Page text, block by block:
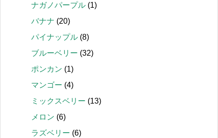
ナガノパープル (1)
バナナ (20)
パイナップル (8)
ブルーベリー (32)
ポンカン (1)
マンゴー (4)
ミックスベリー (13)
メロン (6)
ラズベリー (6)